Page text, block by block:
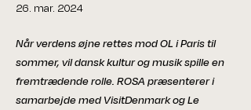
26. mar. 2024
Når verdens øjne rettes mod OL i Paris til
sommer, vil dansk kultur og musik spille en
fremtrædende rolle. ROSA præsenterer i
samarbejde med VisitDenmark og Le